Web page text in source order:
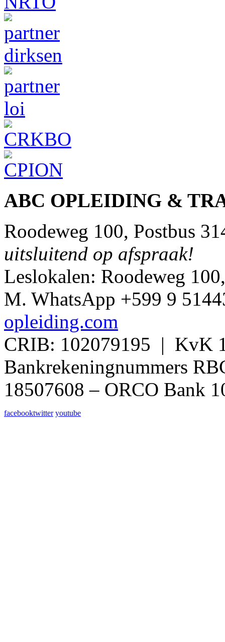
ABC OPLEIDING &
Roodeweg 100, Postbus
uitsluitend op afspraak!
Leslokalen: Roodeweg
M. WhatsApp +599 9
opleiding.com
CRIB: 102079195 | KvK
Bankrekeningnummers
18507608 – ORCO Bank
facebooktwitter youtube